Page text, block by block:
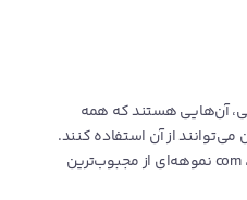
آن‌هایی هستند که همه
از آن استفاده کنند.
پسوندهای com ،org ،net ،biz ،info ،xyz نموهه‌ای از مجبوب‌ترین